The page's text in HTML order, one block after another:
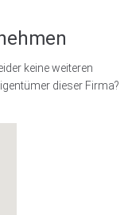
keine weiteren
dieser Firma?